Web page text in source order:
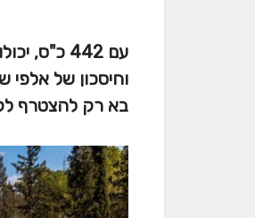
בא רק להצטרף